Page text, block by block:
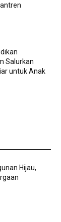
Salurkan
untuk Anak
Hijau,